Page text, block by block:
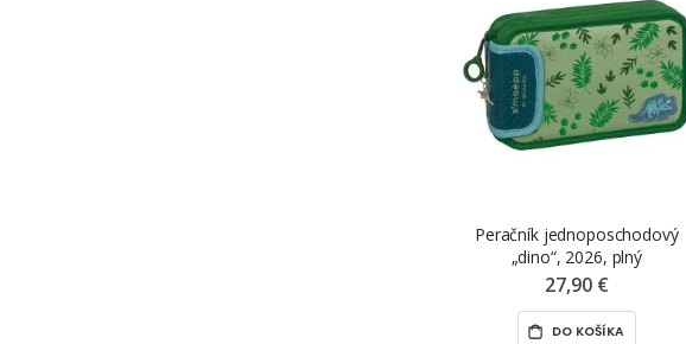
Peračník jednoposchodový
„dino“, 2026, plný
27,90 €
DO KOŠÍKA